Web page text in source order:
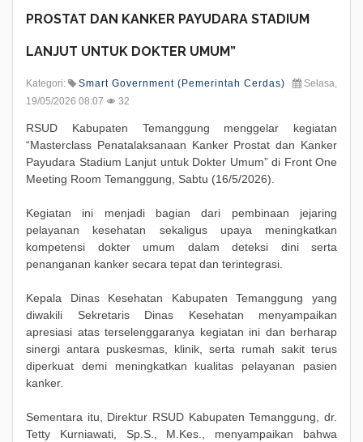
PROSTAT DAN KANKER PAYUDARA STADIUM
LANJUT UNTUK DOKTER UMUM”
Kategori: Smart Government (Pemerintah Cerdas)
Selasa,
19/05/2026 08:07
32
RSUD Kabupaten Temanggung menggelar kegiatan
“Masterclass Penatalaksanaan Kanker Prostat dan Kanker
Payudara Stadium Lanjut untuk Dokter Umum” di Front One
Meeting Room Temanggung, Sabtu (16/5/2026).
Kegiatan ini menjadi bagian dari pembinaan jejaring
pelayanan kesehatan sekaligus upaya meningkatkan
kompetensi dokter umum dalam deteksi dini serta
penanganan kanker secara tepat dan terintegrasi.
Kepala Dinas Kesehatan Kabupaten Temanggung yang
diwakili Sekretaris Dinas Kesehatan menyampaikan
apresiasi atas terselenggaranya kegiatan ini dan berharap
sinergi antara puskesmas, klinik, serta rumah sakit terus
diperkuat demi meningkatkan kualitas pelayanan pasien
kanker.
Sementara itu, Direktur RSUD Kabupaten Temanggung, dr.
Tetty Kurniawati, Sp.S., M.Kes., menyampaikan bahwa